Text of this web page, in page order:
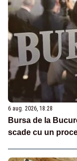
6 aug. 2026, 18:28
Bursa de la
scade cu un